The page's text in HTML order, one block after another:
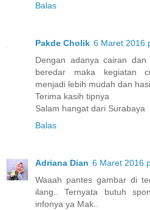
Balas
Pakde Cholik 6 Maret 2016
Dengan adanya cairan
beredar maka kegiatan
menjadi lebih mudah dan
Terima kasih tipnya
Salam hangat dari Surabaya
Balas
Adriana Dian 6 Maret 2016
Waaah pantes gambar di
ilang.. Ternyata butuh
infonya ya Mak..